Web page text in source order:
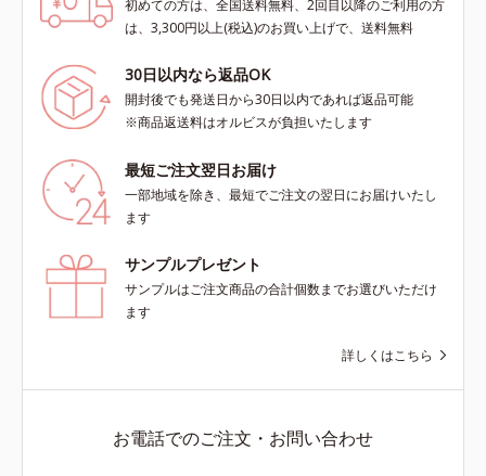
初めての方は、全国送料無料、2回目以降のご利用の方
は、3,300円以上(税込)のお買い上げで、送料無料
30日以内なら返品OK
開封後でも発送日から30日以内であれば返品可能
※商品返送料はオルビスが負担いたします
最短ご注文翌日お届け
一部地域を除き、最短でご注文の翌日にお届けいたし
ます
サンプルプレゼント
サンプルはご注文商品の合計個数までお選びいただけ
ます
詳しくはこちら
お電話でのご注文・お問い合わせ